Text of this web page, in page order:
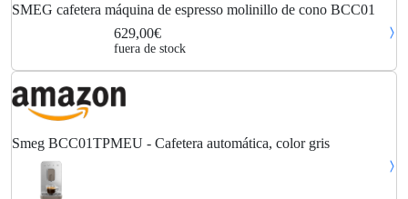
SMEG cafetera máquina de espresso molinillo de cono BCC01
629,00€
fuera de stock
Smeg BCC01TPMEU - Cafetera automática, color gris